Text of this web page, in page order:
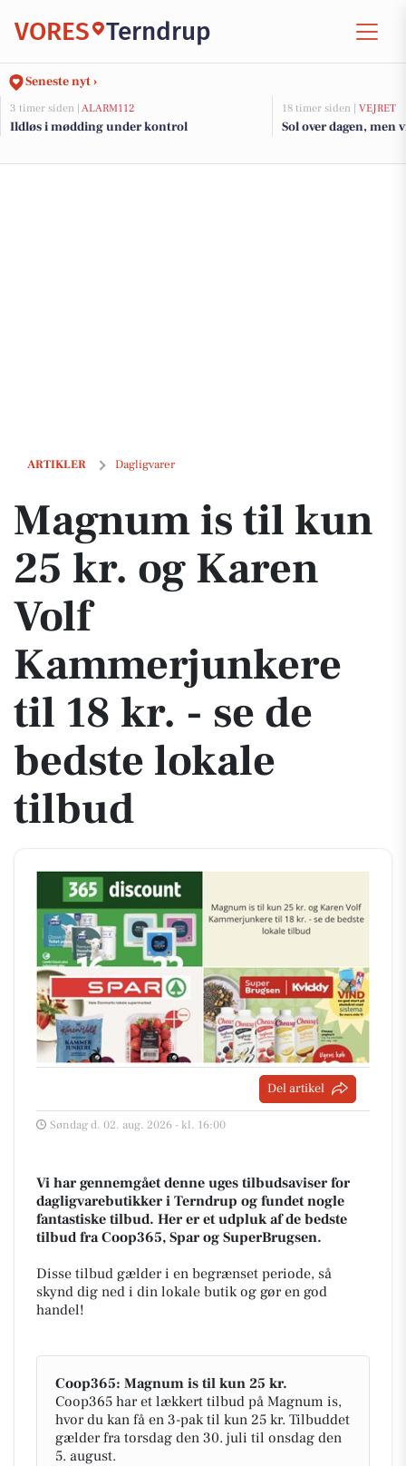
VORES Terndrup
Seneste nyt ›
3 timer siden | ALARM112
Ildløs i mødding under kontrol
18 timer siden | VEJRET
Sol over dagen, men
ARTIKLER Dagligvarer
Magnum is til kun 25 kr. og Karen Volf Kammerjunkere til 18 kr. -
Magnum is til kun
25 kr. og Karen
Volf
Kammerjunkere
til 18 kr. - se de
bedste lokale
tilbud
Del artikel
Søndag d. 02. aug. 2026 - kl. 16:00
Vi har gennemgået denne uges tilbudsaviser for
dagligvarebutikker i Terndrup og fundet nogle
fantastiske tilbud. Her er et udpluk af de bedste
tilbud fra Coop365, Spar og SuperBrugsen.
Disse tilbud gælder i en begrænset periode, så
skynd dig ned i din lokale butik og gør en god
handel!
Coop365: Magnum is til kun 25 kr.
Coop365 har et lækkert tilbud på Magnum is,
hvor du kan få en 3-pak til kun 25 kr. Tilbuddet
gælder fra torsdag den 30. juli til onsdag den
5. august.